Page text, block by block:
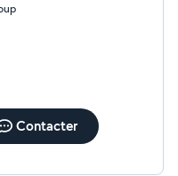
Contacter